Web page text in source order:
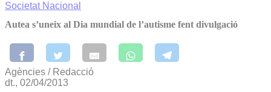
Societat Nacional
Autea s’uneix al Dia mundial de l’autisme fent divulgació
Agències / Redacció
dt., 02/04/2013